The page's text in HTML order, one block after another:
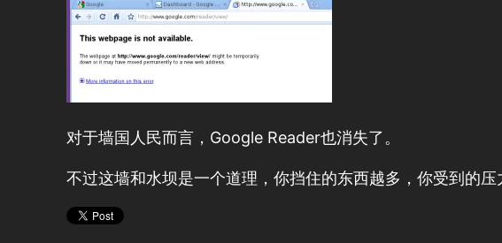
对于墙国人民而言，Google Reader也消失了。
不过这墙和水坝是一个道理，你挡住的东西越多，你受到的压